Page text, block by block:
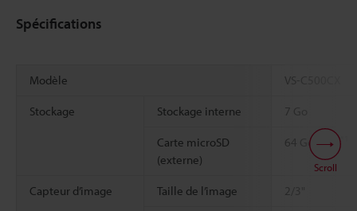
Spécifications
Modèle VS-C500CX
Stockage Stockage interne 7 Go
Carte microSD
(externe)
64 Go max.*1
Capteur d’image Taille de l’image 2/3"
Scroll